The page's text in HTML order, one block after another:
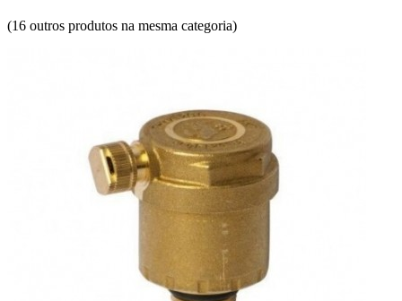
(16 outros produtos na mesma categoria)